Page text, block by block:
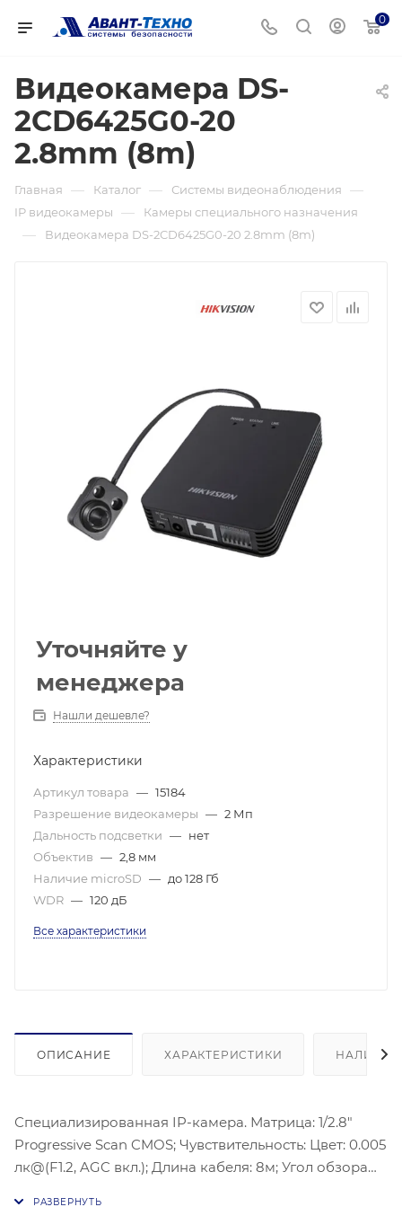
0
Видеокамера DS-
2CD6425G0-20
2.8mm (8m)
Главная — Каталог — Системы видеонаблюдения —
IP видеокамеры — Камеры специального назначения
— Видеокамера DS-2CD6425G0-20 2.8mm (8m)
Уточняйте у
менеджера
Нашли дешевле?
Характеристики
Артикул товара — 15184
Разрешение видеокамеры — 2 Мп
Дальность подсветки — нет
Объектив — 2,8 мм
Наличие microSD — до 128 Гб
WDR — 120 дБ
Все характеристики
ОПИСАНИЕ ХАРАКТЕРИСТИКИ НАЛИЧИЕ
Специализированная IP-камера. Матрица: 1/2.8"
Progressive Scan CMOS; Чувствительность: Цвет: 0.005
лк@(F1.2, AGC вкл.); Длина кабеля: 8м; Угол обзора